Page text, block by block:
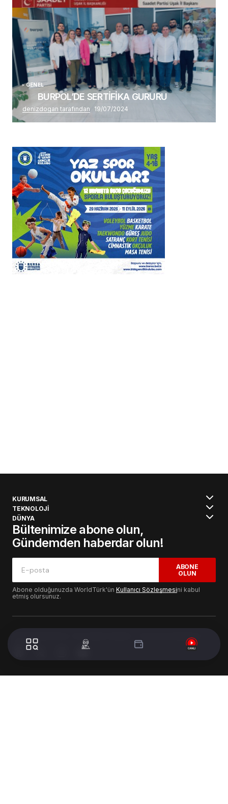
Alaattin Karahan tarafından 14/07/2026
GENEL
BURPOL’DE SERTİFİKA GURURU
denizdogan tarafından 19/07/2024
KURUMSAL
TEKNOLOJİ
DÜNYA
Bültenimize abone olun,
Gündemden haberdar olun!
ABONE
OLUN
Abone olduğunuzda WorldTürk'ün Kullanıcı Sözleşmesini kabul
etmiş olursunuz.
© 2024 WorldTurk. Tüm Hakları Saklıdır. - Tasarım & Geliştirme :
Volion's